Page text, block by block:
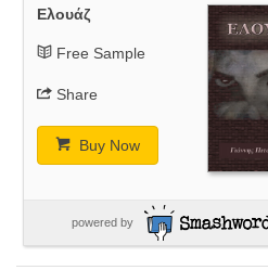
Ελουάζ
Free Sample
Share
Buy Now
powered by